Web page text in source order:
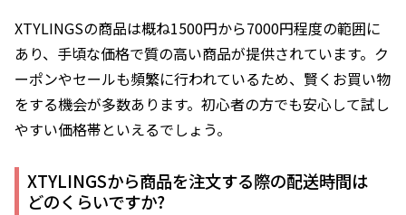
XTYLINGSの商品は概ね1500円から7000円程度の範囲に
あり、手頃な価格で質の高い商品が提供されています。ク
ーポンやセールも頻繁に行われているため、賢くお買い物
をする機会が多数あります。初心者の方でも安心して試し
やすい価格帯といえるでしょう。
XTYLINGSから商品を注文する際の配送時間は
どのくらいですか?